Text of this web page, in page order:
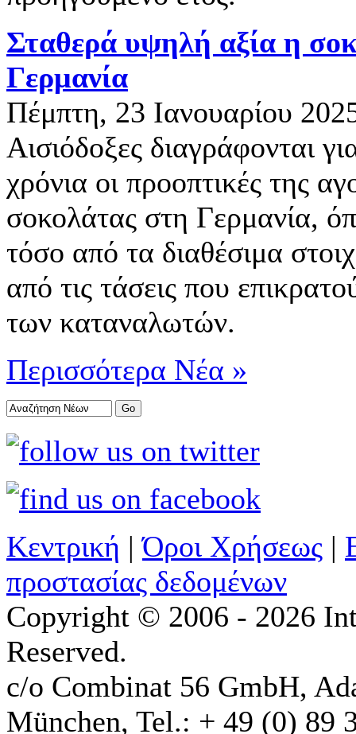
Σταθερά υψηλή αξία η
Γερμανία
Πέμπτη, 23 Ιανουαρίου
Αισιόδοξες διαγράφονται
χρόνια οι προοπτικές της
σοκολάτας στη Γερμανία,
τόσο από τα διαθέσιμα
από τις τάσεις που
των καταναλωτών.
Περισσότερα Νέα »
Κεντρική |Όροι Χρήσεως |
προστασίας δεδομένων
Copyright © 2006 - 2026
Reserved.
c/o Combinat 56 GmbH,
München, Tel.: + 49 (0) 89